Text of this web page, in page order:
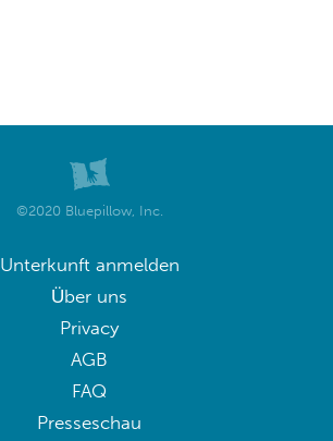
©2020 Bluepillow, Inc.
Unterkunft anmelden
Über uns
Privacy
AGB
FAQ
Presseschau